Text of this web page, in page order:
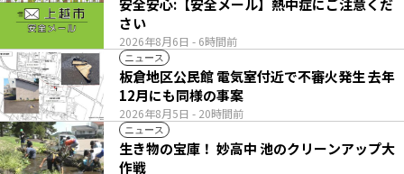
2026年8月6日 - 6時間前
安全安心:【安全メール】熱中症にご注意くだ
さい
ニュース
2026年8月5日 - 20時間前
板倉地区公民館 電気室付近で不審火発生 去年
12月にも同様の事案
ニュース
生き物の宝庫！ 妙高中 池のクリーンアップ大
作戦